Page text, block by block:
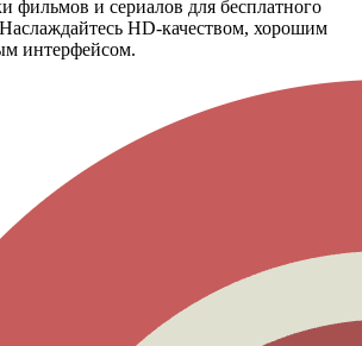
фильмов и сериалов для бесплатного
HD-качеством, хорошим
интерфейсом.